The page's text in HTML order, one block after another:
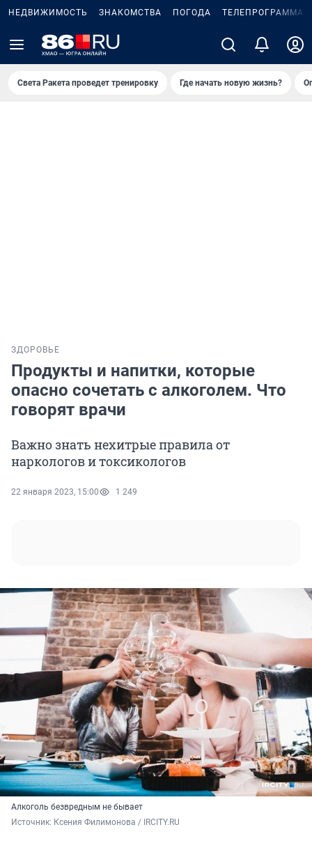
НЕДВИЖИМОСТЬ ЗНАКОМСТВА ПОГОДА ТЕЛЕПРОГРАММА
Света Ракета проведет тренировку Где начать новую жизнь?
ЗДОРОВЬЕ
Продукты и напитки, которые
опасно сочетать с алкоголем. Что
говорят врачи
Важно знать нехитрые правила от
наркологов и токсикологов
22 января 2023, 15:00 1 249
Алкоголь безвредным не бывает
Источник: Ксения Филимонова / IRCITY.RU